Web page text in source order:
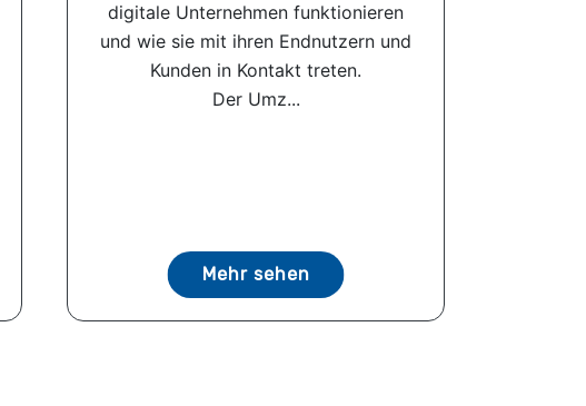
digitale Unternehmen funktionieren
und wie sie mit ihren Endnutzern und
Kunden in Kontakt treten.
Der Umz...
Mehr sehen